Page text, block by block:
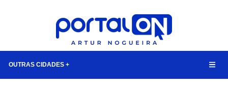
OUTRAS CIDADES +